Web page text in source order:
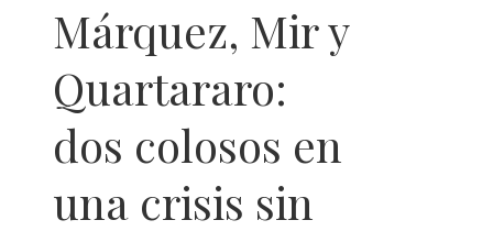
Márquez, Mir y
Quartararo:
dos colosos en
una crisis sin